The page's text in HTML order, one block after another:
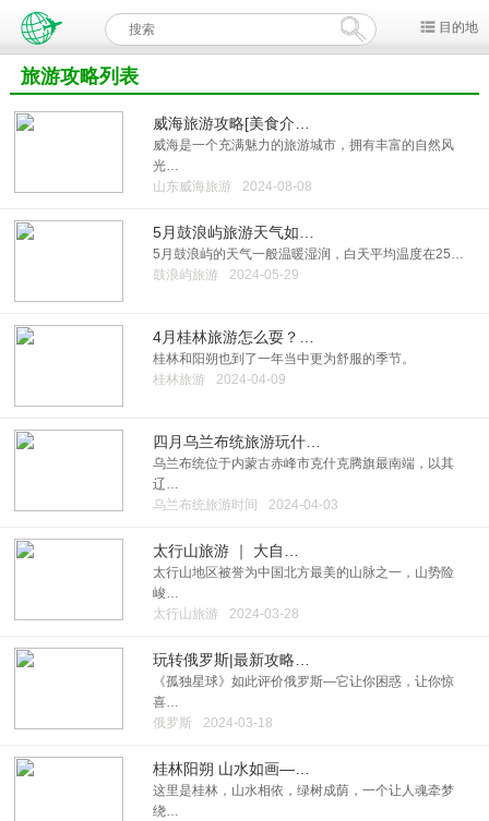
目的地
旅游攻略列表
威海旅游攻略[美食介…
威海是一个充满魅力的旅游城市，拥有丰富的自然风
光…
山东威海旅游
2024-08-08
5月鼓浪屿旅游天气如…
5月鼓浪屿的天气一般温暖湿润，白天平均温度在25…
鼓浪屿旅游
2024-05-29
4月桂林旅游怎么耍？…
桂林和阳朔也到了一年当中更为舒服的季节。
桂林旅游
2024-04-09
四月乌兰布统旅游玩什…
乌兰布统位于内蒙古赤峰市克什克腾旗最南端，以其
辽…
乌兰布统旅游时间
2024-04-03
太行山旅游 ｜ 大自…
太行山地区被誉为中国北方最美的山脉之一，山势险
峻…
太行山旅游
2024-03-28
玩转俄罗斯|最新攻略…
《孤独星球》如此评价俄罗斯—它让你困惑，让你惊
喜…
俄罗斯
2024-03-18
桂林阳朔 山水如画—…
这里是桂林，山水相依，绿树成荫，一个让人魂牵梦
绕…